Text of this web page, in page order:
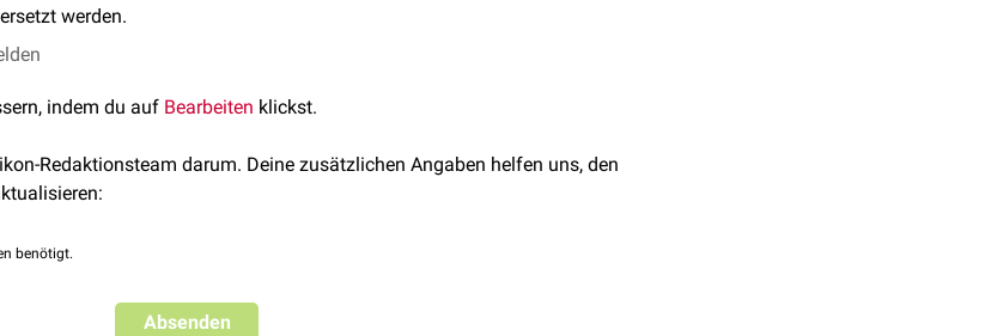
ersetzt werden.
indem du auf Bearbeiten klickst.
Redaktionsteam darum. Deine zusätzlichen Angaben helfen uns, den
benötigt.
Absenden